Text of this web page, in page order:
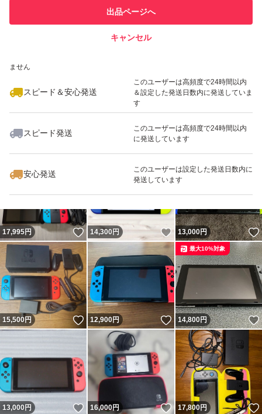
での取引実績があります
ません
スピード＆安心発送
このユーザーは高頻度で24時間以内
＆設定した発送日数内に発送していま
す
スピード発送
このユーザーは高頻度で24時間以内
に発送しています
安心発送
このユーザーは設定した発送日数内に
発送しています
出品ページへ
キャンセル
いいね！
17,000
17,995円 いいね！
14,300円 いいね！
13,000円
15,500円 いいね！
12,900円 いいね！
14,800円
最大10%対象
13,000円 いいね！
16,000円 いいね！
17,800円